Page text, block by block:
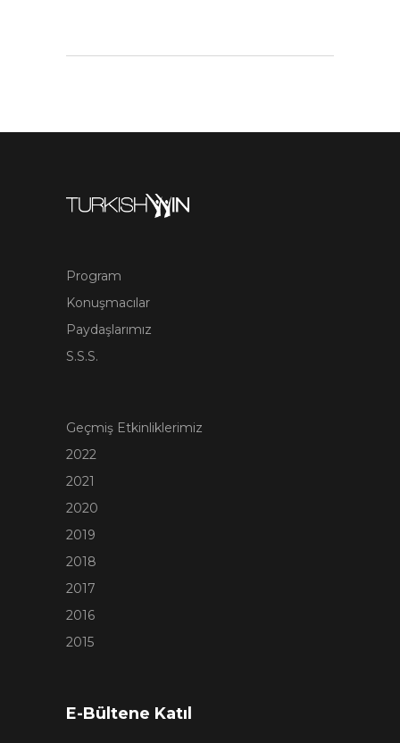
Program
Konuşmacılar
Paydaşlarımız
S.S.S.
Geçmiş Etkinliklerimiz
2022
2021
2020
2019
2018
2017
2016
2015
E-Bültene Katıl